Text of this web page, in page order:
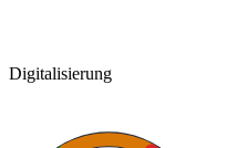
Digitalisierung